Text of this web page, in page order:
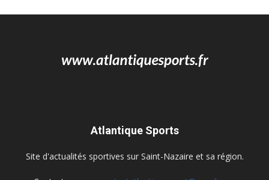
Atlantique Sports
Site d'actualités sportives sur Saint-Nazaire et sa région.